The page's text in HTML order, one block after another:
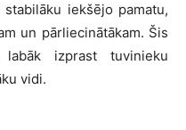
iekšējo pamatu,
un pārliecinātākam. Šis
izprast tuvinieku
vidi.